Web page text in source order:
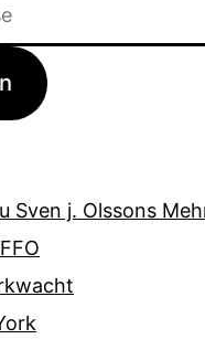
Sven j. Olssons